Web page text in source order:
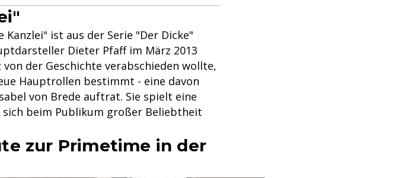
Kanzlei" ist aus der Serie "Der Dicke"
Dieter Pfaff im März 2013
der Geschichte verabschieden wollte,
Hauptrollen bestimmt - eine davon
von Brede auftrat. Sie spielt eine
beim Publikum großer Beliebtheit
zur Primetime in der